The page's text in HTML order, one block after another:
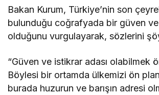
Bakan Kurum, Türkiye’nin son
bulunduğu coğrafyada bir güven ve
olduğunu vurgulayarak, sözlerini
“Güven ve istikrar adası olabilmek
Böylesi bir ortamda ülkemizi ön
burada huzurun ve barışın adresi